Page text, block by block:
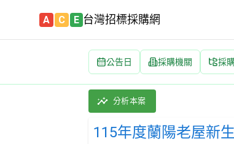
A C E 台灣招標採購網
公告日 採購機關 採
115年度蘭陽老屋新生命計畫 招
採購類別：勞務類 都市計劃及
分析本案
115年度蘭陽老屋新